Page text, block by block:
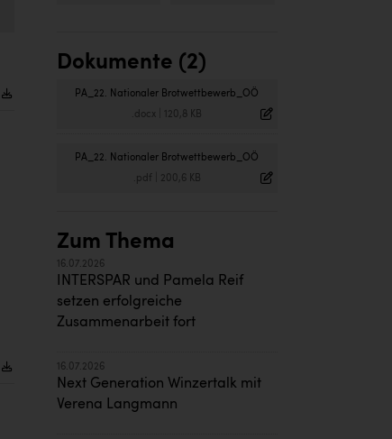
Dokumente (2)
PA_22. Nationaler Brotwettbewerb_OÖ
.docx 120,8 KB
PA_22. Nationaler Brotwettbewerb_OÖ
.pdf 200,6 KB
Zum Thema
16.07.2026
INTERSPAR und Pamela Reif
setzen erfolgreiche
Zusammenarbeit fort
16.07.2026
Next Generation Winzertalk mit
Verena Langmann